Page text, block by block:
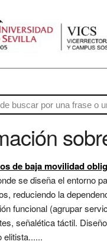
de baja movilidad
se diseña el entorno
reduciendo la
funcional (agrupar
señalética táctil.
elitista......